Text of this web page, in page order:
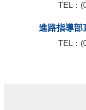
TEL：
進路指導部
TEL：